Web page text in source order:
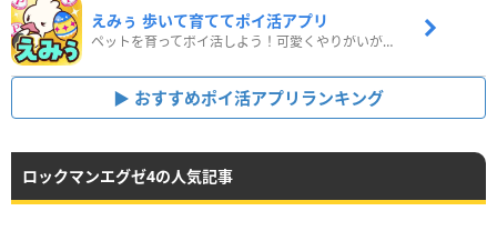
えみぅ 歩いて育ててポイ活アプリ
ペットを育ってポイ活しよう！可愛くやりがいがある新感覚アプリ
おすすめポイ活アプリランキング
ロックマンエグゼ4の人気記事